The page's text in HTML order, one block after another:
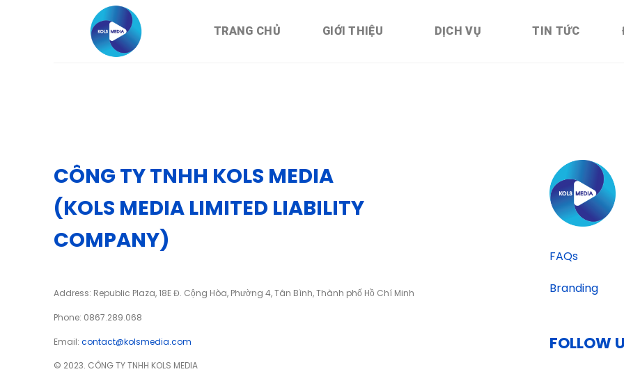
TRANG CHỦ GIỚI THIỆU DỊCH VỤ TIN TỨC
CÔNG TY TNHH KOLS MEDIA
(KOLS MEDIA LIMITED LIABILITY
COMPANY)
Address: Republic Plaza, 18E Đ. Cộng Hòa, Phường 4, Tân Bình, Thành phố Hồ Chí Minh
Phone: 0867.289.068
Email: contact@kolsmedia.com
© 2023. CÔNG TY TNHH KOLS MEDIA
FAQs
Branding
FOLLOW